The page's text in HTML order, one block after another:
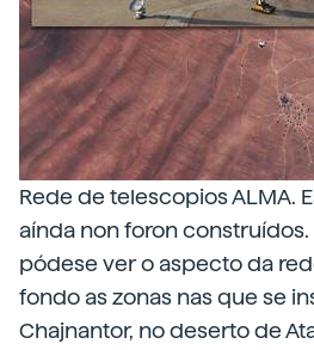
Rede de telescopios ALMA.
aínda non foron
pódese ver o aspecto da
fondo as zonas nas que se
Chajnantor, no deserto de